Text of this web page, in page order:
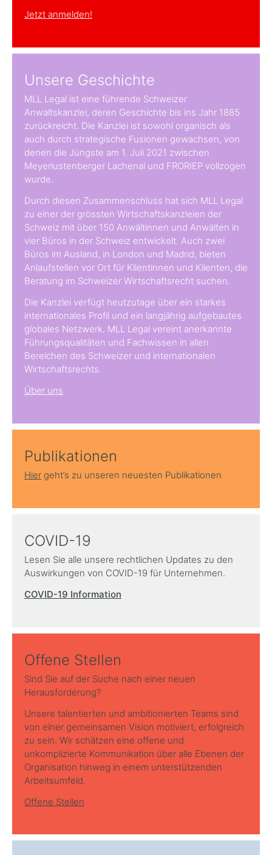
Jetzt anmelden!
Unsere Geschichte
MLL Legal ist eine führende Schweizer
Anwaltskanzlei, deren Geschichte bis ins Jahr 1885
zurückreicht. Die Kanzlei ist sowohl organisch als
auch durch strategische Fusionen gewachsen, von
denen die Jüngste am 1. Juli 2021 zwischen
Meyerlustenberger Lachenal und FRORIEP vollzogen
wurde.
Durch diesen Zusammenschluss hat sich MLL Legal
zu einer der grössten Wirtschaftskanzleien der
Schweiz mit über 150 Anwältinnen und Anwälten in
vier Büros in der Schweiz entwickelt. Auch zwei
Büros im Ausland, in London und Madrid, bieten
Anlaufstellen vor Ort für Klientinnen und Klienten, die
Beratung im Schweizer Wirtschaftsrecht suchen.
Die Kanzlei verfügt heutzutage über ein starkes
internationales Profil und ein langjährig aufgebautes
globales Netzwerk. MLL Legal vereint anerkannte
Führungsqualitäten und Fachwissen in allen
Bereichen des Schweizer und internationalen
Wirtschaftsrechts.
Über uns
Publikationen
Hier geht’s zu unseren neuesten Publikationen
COVID-19
Lesen Sie alle unsere rechtlichen Updates zu den
Auswirkungen von COVID-19 für Unternehmen.
COVID-19 Information
Offene Stellen
Sind Sie auf der Suche nach einer neuen
Herausforderung?
Unsere talentierten und ambitionierten Teams sind
von einer gemeinsamen Vision motiviert, erfolgreich
zu sein. Wir schätzen eine offene und
unkomplizierte Kommunikation über alle Ebenen der
Organisation hinweg in einem unterstützenden
Arbeitsumfeld.
Offene Stellen